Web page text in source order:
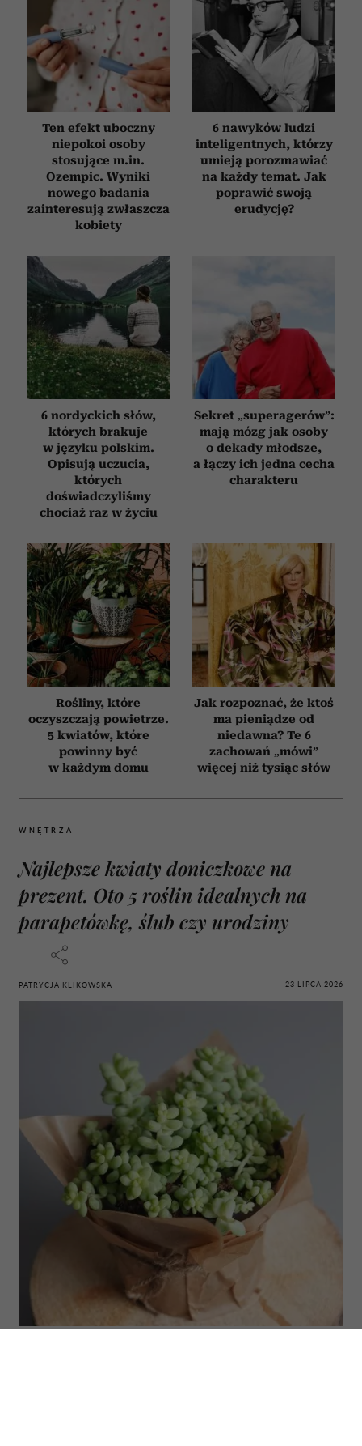
Ten efekt uboczny
niepokoi osoby
stosujące m.in.
Ozempic. Wyniki
nowego badania
zainteresują zwłaszcza
kobiety
6 nawyków ludzi
inteligentnych, którzy
umieją porozmawiać
na każdy temat. Jak
poprawić swoją
erudycję?
6 nordyckich słów,
których brakuje
w języku polskim.
Opisują uczucia,
których
doświadczyliśmy
chociaż raz w życiu
Sekret „superagerów”:
mają mózg jak osoby
o dekady młodsze,
a łączy ich jedna cecha
charakteru
Rośliny, które
oczyszczają powietrze.
5 kwiatów, które
powinny być
w każdym domu
Jak rozpoznać, że ktoś
ma pieniądze od
niedawna? Te 6
zachowań „mówi”
więcej niż tysiąc słów
WNĘTRZA
Najlepsze kwiaty doniczkowe na
prezent. Oto 5 roślin idealnych na
parapetówkę, ślub czy urodziny
PATRYCJA KLIKOWSKA 23 LIPCA 2026